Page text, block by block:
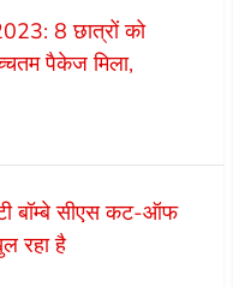
8 छात्रों को
पैकेज मिला,
बॉम्बे सीएस कट-ऑफ
रहा है